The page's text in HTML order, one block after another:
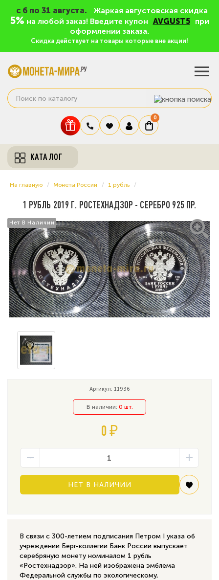
c 6 по 31 августа. Жаркая августовская скидка
5% на любой заказ! Введите купон AVGUST5
при
оформлении заказа.
Скидка действует на товары которые вне акции!
0
КАТАЛОГ
На главную Монеты России 1 рубль
1 РУБЛЬ 2019 Г. РОСТЕХНАДЗОР - СЕРЕБРО 925 ПР.
Нет В Наличии
Нет В Наличии
Артикул: 11936
В наличии: 0 шт.
0 ₽
НЕТ В НАЛИЧИИ
В связи с 300-летием подписания Петром I указа об
учреждении Берг-коллегии Банк России выпускает
серебряную монету номиналом 1 рубль
«Ростехнадзор». На ней изображена эмблема
Федеральной службы по экологическому,